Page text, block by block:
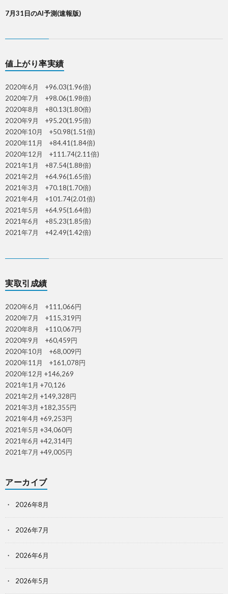
7月31日のAI予測(速報版)
値上がり率実績
2020年6月 +96.03(1.96倍)
2020年7月 +98.06(1.98倍)
2020年8月 +80.13(1.80倍)
2020年9月 +95.20(1.95倍)
2020年10月 +50.98(1.51倍)
2020年11月 +84.41(1.84倍)
2020年12月 +111.74(2.11倍)
2021年1月 +87.54(1.88倍)
2021年2月 +64.96(1.65倍)
2021年3月 +70.18(1.70倍)
2021年4月 +101.74(2.01倍)
2021年5月 +64.95(1.64倍)
2021年6月 +85.23(1.85倍)
2021年7月 +42.49(1.42倍)
実取引成績
2020年6月 +111,066円
2020年7月 +115,319円
2020年8月 +110,067円
2020年9月 +60,459円
2020年10月 +68,009円
2020年11月 +161,078円
2020年12月 +146,269
2021年1月 +70,126
2021年2月 +149,328円
2021年3月 +182,355円
2021年4月 +69,253円
2021年5月 +34,060円
2021年6月 +42,314円
2021年7月 +49,005円
アーカイブ
2026年8月
2026年7月
2026年6月
2026年5月